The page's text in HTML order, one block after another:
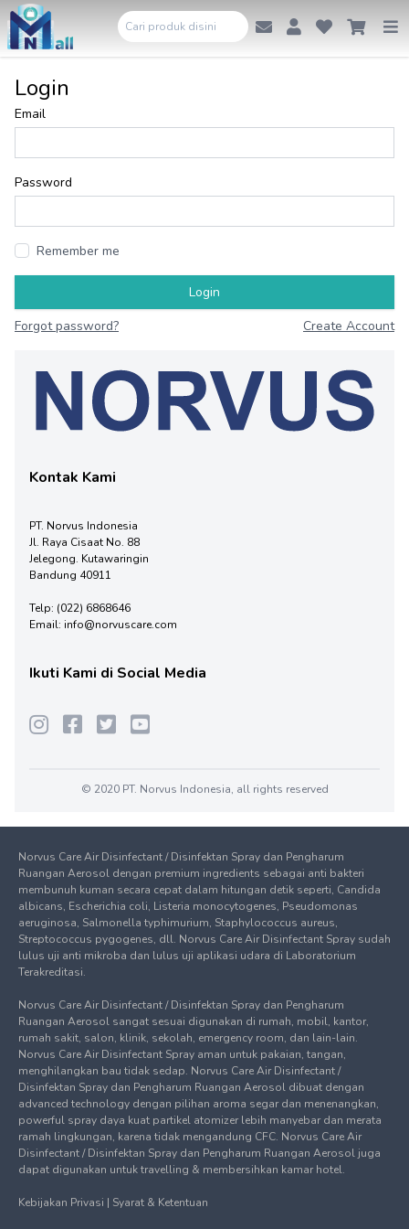
Login
Email
Password
Remember me
Login
Forgot password?
Create Account
Kontak Kami
PT. Norvus Indonesia
Jl. Raya Cisaat No. 88
Jelegong. Kutawaringin
Bandung 40911
Telp: (022) 6868646
Email: info@norvuscare.com
Ikuti Kami di Social Media
© 2020 PT. Norvus Indonesia, all rights reserved
Norvus Care Air Disinfectant / Disinfektan Spray dan Pengharum
Ruangan Aerosol dengan premium ingredients sebagai anti bakteri
membunuh kuman secara cepat dalam hitungan detik seperti, Candida
albicans, Escherichia coli, Listeria monocytogenes, Pseudomonas
aeruginosa, Salmonella typhimurium, Staphylococcus aureus,
Streptococcus pygogenes, dll. Norvus Care Air Disinfectant Spray sudah
lulus uji anti mikroba dan lulus uji aplikasi udara di Laboratorium
Terakreditasi.
Norvus Care Air Disinfectant / Disinfektan Spray dan Pengharum
Ruangan Aerosol sangat sesuai digunakan di rumah, mobil, kantor,
rumah sakit, salon, klinik, sekolah, emergency room, dan lain-lain.
Norvus Care Air Disinfectant Spray aman untuk pakaian, tangan,
menghilangkan bau tidak sedap. Norvus Care Air Disinfectant /
Disinfektan Spray dan Pengharum Ruangan Aerosol dibuat dengan
advanced technology dengan pilihan aroma segar dan menenangkan,
powerful spray daya kuat partikel atomizer lebih manyebar dan merata
ramah lingkungan, karena tidak mengandung CFC. Norvus Care Air
Disinfectant / Disinfektan Spray dan Pengharum Ruangan Aerosol juga
dapat digunakan untuk travelling & membersihkan kamar hotel.
Kebijakan Privasi | Syarat & Ketentuan